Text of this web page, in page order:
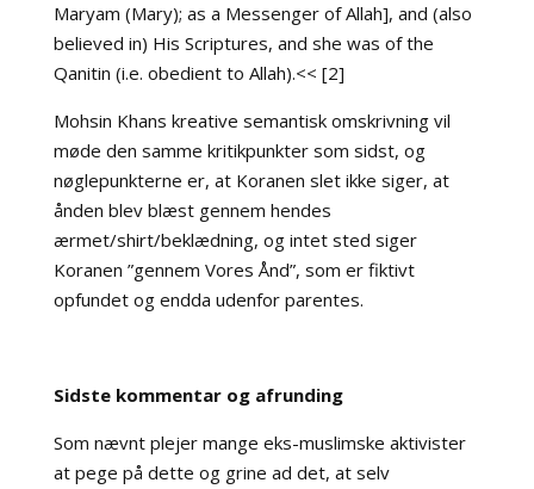
Maryam (Mary); as a Messenger of Allah], and (also
believed in) His Scriptures, and she was of the
Qanitin (i.e. obedient to Allah).<< [2]
Mohsin Khans kreative semantisk omskrivning vil
møde den samme kritikpunkter som sidst, og
nøglepunkterne er, at Koranen slet ikke siger, at
ånden blev blæst gennem hendes
ærmet/shirt/beklædning, og intet sted siger
Koranen ”gennem Vores Ånd”, som er fiktivt
opfundet og endda udenfor parentes.
Sidste kommentar og afrunding
Som nævnt plejer mange eks-muslimske aktivister
at pege på dette og grine ad det, at selv